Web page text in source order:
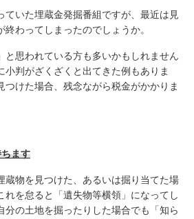
ていた埋蔵金発掘番組ですが、最近は見
わってしまったのでしょうか。
と思われている方も多いかもしれません
小判がざくざくと出てきた例もありま
つけた場合、残念ながら税金がかかりま
ます
蔵物を見つけた、あるいは掘り当てた場
れを怠ると「遺失物等横領」になってし
分の土地を掘ったりした場合でも「知ら